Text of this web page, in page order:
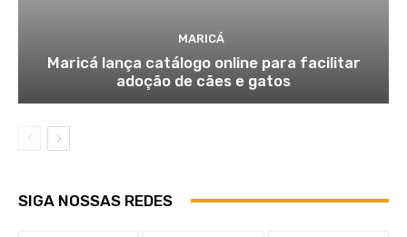
MARICÁ
Maricá lança catálogo online para facilitar
adoção de cães e gatos
SIGA NOSSAS REDES